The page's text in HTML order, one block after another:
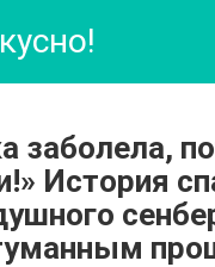
заболела,
История